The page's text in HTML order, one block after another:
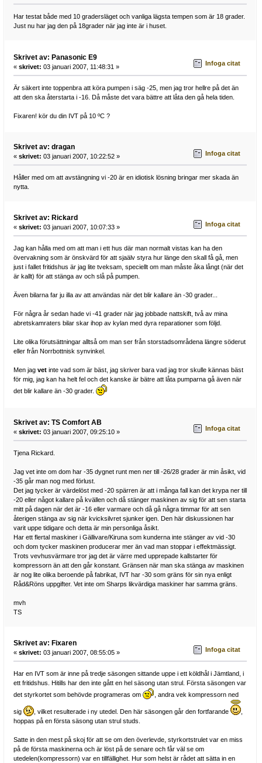
Har testat både med 10 gradersläget och vanliga lägsta tempen som är 18 grader.
Just nu har jag den på 18grader när jag inte är i huset.
Skrivet av: Panasonic E9
« skrivet: 03 januari 2007, 11:48:31 » Infoga citat
Är säkert inte toppenbra att köra pumpen i säg -25, men jag tror hellre på det än
att den ska återstarta i -16. Då måste det vara bättre att låta den gå hela tiden.
Fixaren! kör du din IVT på 10 ºC ?
Skrivet av: dragan
« skrivet: 03 januari 2007, 10:22:52 » Infoga citat
Håller med om att avstängning vi -20 är en idiotisk lösning bringar mer skada än
nytta.
Skrivet av: Rickard
« skrivet: 03 januari 2007, 10:07:33 » Infoga citat
Jag kan hålla med om att man i ett hus där man normalt vistas kan ha den
övervakning som är önskvärd för att sjaälv styra hur länge den skall få gå, men
just i fallet fritidshus är jag lite tveksam, speciellt om man måste åka långt (när det
är kallt) för att stänga av och slå på pumpen.
Även bilarna far ju illa av att användas när det blir kallare än -30 grader...
För några år sedan hade vi -41 grader när jag jobbade nattskift, två av mina
abretskamraters bilar skar ihop av kylan med dyra reparationer som följd.
Lite olika förutsättningar alltså om man ser från storstadsområdena längre söderut
eller från Norrbottnisk synvinkel.
Men jag vet inte vad som är bäst, jag skriver bara vad jag tror skulle kännas bäst
för mig, jag kan ha helt fel och det kanske är bätre att låta pumparna gå även när
det blir kallare än -30 grader.
Skrivet av: TS Comfort AB
« skrivet: 03 januari 2007, 09:25:10 » Infoga citat
Tjena Rickard.
Jag vet inte om dom har -35 dygnet runt men ner till -26/28 grader är min åsikt, vid
-35 går man nog med förlust.
Det jag tycker är värdelöst med -20 spärren är att i många fall kan det krypa ner till
-20 eller något kallare på kvällen och då stänger maskinen av sig för att sen starta
mitt på dagen när det är -16 eller varmare och då gå några timmar för att sen
återigen stänga av sig när kvicksilvret sjunker igen. Den här diskussionen har
varit uppe tidigare och detta är min personliga åsikt.
Har ett flertal maskiner i Gällivare/Kiruna som kunderna inte stänger av vid -30
och dom tycker maskinen producerar mer än vad man stoppar i effektmässigt.
Trots vevhusvärmare tror jag det är värre med upprepade kallstarter för
kompressorn än att den går konstant. Gränsen när man ska stänga av maskinen
är nog lite olika beroende på fabrikat, IVT har -30 som gräns för sin nya enligt
Råd&Röns uppgifter. Vet inte om Sharps likvärdiga maskiner har samma gräns.
mvh
TS
Skrivet av: Fixaren
« skrivet: 03 januari 2007, 08:55:05 » Infoga citat
Har en IVT som är inne på tredje säsongen sittande uppe i ett köldhål i Jämtland, i
ett fritidshus. Hitills har den inte gått en hel säsong utan strul. Första säsongen var
det styrkortet som behövde programeras om
, andra vek kompressorn ned
sig , vilket resulterade i ny utedel. Den här säsongen går den fortfarande
,
hoppas på en första säsong utan strul studs.
Satte in den mest på skoj för att se om den överlevde, styrkortstrulet var en miss
på de första maskinerna och är löst på de senare och får väl se om
utedelen(kompressorn) var en tillfällighet. Hur som helst är rådet att sätta in en